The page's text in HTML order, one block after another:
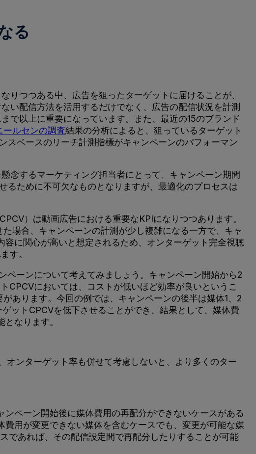
る
りつつある中、広告を狙ったターゲットに届けることが、
い配信方法を活用するだけでなく、広告の配信状況を計測
で以上に重要になっています。また、最近の15のブランド
ールセンの調査結果の分析によると、狙っているターゲット
スベースのリーチ計測指標がキャンペーンのパフォーマン
念するマーケティング担当者にとって、キャンペーン期間
るために不可欠なものとなりますが、最適化のプロセスは
）は動画広告における重要なKPIになりつつあります。
た場合、キャンペーンの計測が少し複雑になる一方で、キャ
に関心が高いと想定されるため、オンターゲット完全視聴
す。
ーンについて考えてみましょう。キャンペーン開始から2
CPCVにおいては、コストが低いほど効率が良いというこ
あります。今回の例では、キャンペーンの後半は媒体1、2
ットCPCVを低下させることができ、結果として、媒体費
なります。
ンターゲット率も併せて考慮しないと、より多くのター
ペーン開始後に媒体費用の再配分ができないケースがある
用が変更できない媒体を含むケースでも、変更が可能な媒
であれば、その配信設定間で再配分したりすることが可能